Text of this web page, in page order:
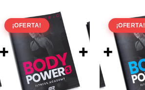
¡OFERTA!
El
precio
original
era:
El
precio
actual
es:
¡OFERTA!